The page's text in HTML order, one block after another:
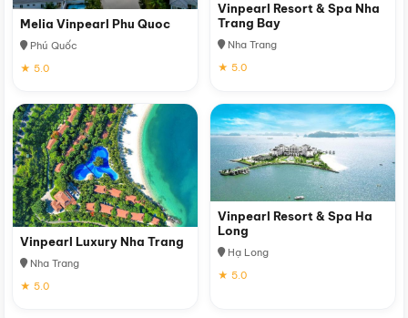
Melia Vinpearl Phu Quoc
Phú Quốc
★ 5.0
Vinpearl Resort & Spa Nha
Trang Bay
Nha Trang
★ 5.0
Vinpearl Luxury Nha Trang
Nha Trang
★ 5.0
Vinpearl Resort & Spa Ha
Long
Hạ Long
★ 5.0